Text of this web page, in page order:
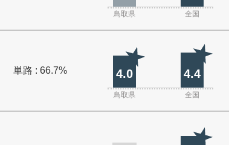
鳥取県 全国
単路 : 66.7% 4.0 4.4
鳥取県 全国